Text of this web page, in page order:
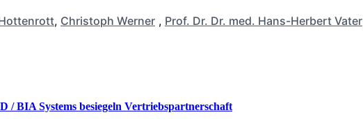
, Christoph Werner , Prof. Dr. Dr. med. Hans-Herbert Vater
/ BIA Systems besiegeln Vertriebspartnerschaft